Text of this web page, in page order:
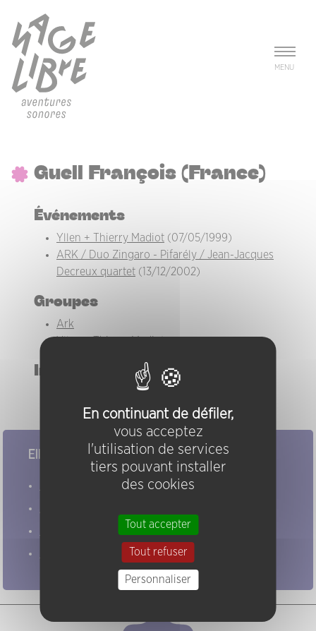
MENU
Guell François (France)
Événements
Yllen + Thierry Madiot (07/05/1999)
ARK / Duo Zingaro - Pifarély / Jean-Jacques
Decreux quartet (13/12/2002)
Groupes
Ark
Instruments
Elles/ils ont joué chez nous
En continuant de défiler,
vous acceptez
l'utilisation de services
tiers pouvant installer
des cookies
Tout accepter
Tout refuser
Personnaliser